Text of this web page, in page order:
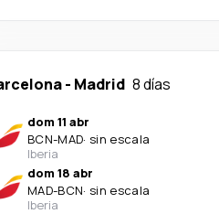
- Madrid 8 días
dom 11 abr
BCN-MAD· sin escala
Iberia
dom 18 abr
MAD-BCN· sin escala
Iberia